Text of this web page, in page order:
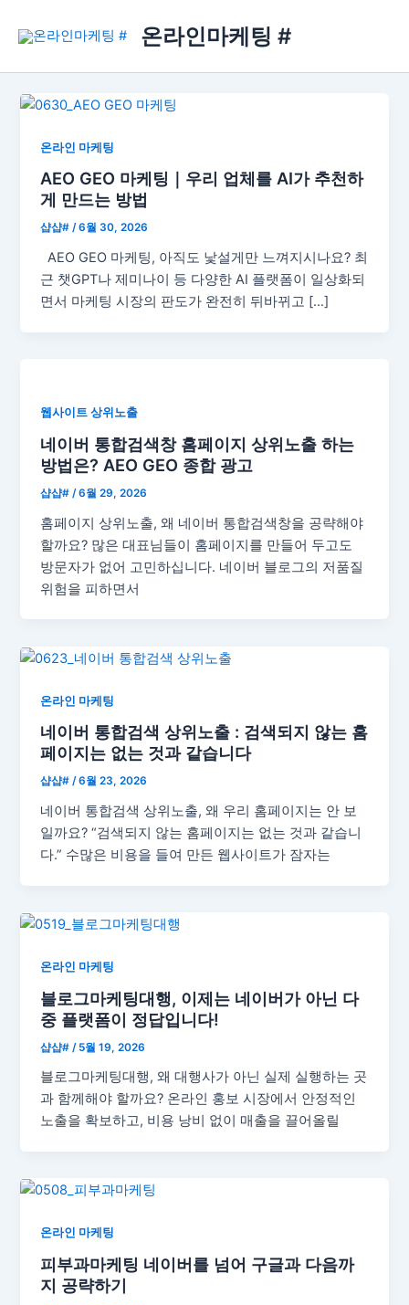
로
온라인마케팅 #
온라인 마케팅
AEO GEO 마케팅｜우리 업체를 AI가 추천하
게 만드는 방법
샵샵#/6월 30, 2026
AEO GEO 마케팅, 아직도 낯설게만 느껴지시나요? 최
근 챗GPT나 제미나이 등 다양한 AI 플랫폼이 일상화되
면서 마케팅 시장의 판도가 완전히 뒤바뀌고 […]
웹사이트 상위노출
네이버 통합검색창 홈페이지 상위노출 하는
방법은? AEO GEO 종합 광고
샵샵# /6월 29, 2026
홈페이지 상위노출, 왜 네이버 통합검색창을 공략해야
할까요? 많은 대표님들이 홈페이지를 만들어 두고도
방문자가 없어 고민하십니다. 네이버 블로그의 저품질
위험을 피하면서
온라인 마케팅
네이버 통합검색 상위노출 : 검색되지 않는 홈
페이지는 없는 것과 같습니다
샵샵#/6월 23, 2026
네이버 통합검색 상위노출, 왜 우리 홈페이지는 안 보
일까요? “검색되지 않는 홈페이지는 없는 것과 같습니
다.” 수많은 비용을 들여 만든 웹사이트가 잠자는
온라인 마케팅
블로그마케팅대행, 이제는 네이버가 아닌 다
중 플랫폼이 정답입니다!
샵샵# / 5월 19, 2026
블로그마케팅대행, 왜 대행사가 아닌 실제 실행하는 곳
과 함께해야 할까요? 온라인 홍보 시장에서 안정적인
노출을 확보하고, 비용 낭비 없이 매출을 끌어올릴
온라인 마케팅
피부과마케팅 네이버를 넘어 구글과 다음까
지 공략하기